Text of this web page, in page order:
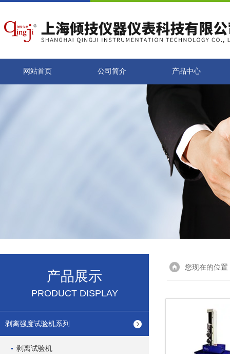
网站首页 公司简介 产品中心
产品展示
PRODUCT DISPLAY
剥离强度试验机系列
剥离试验机
您现在的位置